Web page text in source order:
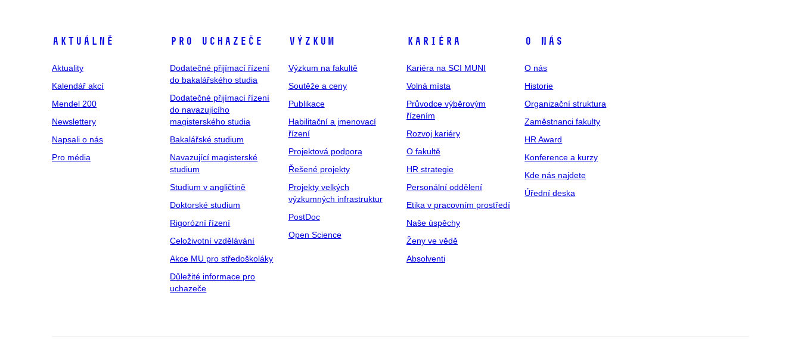
Aktuálně
Aktuality
Kalendář akcí
Mendel 200
Newslettery
Napsali o nás
Pro média
Pro uchazeče
Dodatečné přijímací řízení
do bakalářského studia
Dodatečné přijímací řízení
do navazujícího
magisterského studia
Bakalářské studium
Navazující magisterské
studium
Studium v angličtině
Doktorské studium
Rigorózní řízení
Celoživotní vzdělávání
Akce MU pro středoškoláky
Důležité informace pro
uchazeče
Výzkum
Výzkum na fakultě
Soutěže a ceny
Publikace
Habilitační a jmenovací
řízení
Projektová podpora
Řešené projekty
Projekty velkých
výzkumných infrastruktur
PostDoc
Open Science
Kariéra
Kariéra na SCI MUNI
Volná místa
Průvodce výběrovým
řízením
Rozvoj kariéry
O fakultě
HR strategie
Personální oddělení
Etika v pracovním prostředí
Naše úspěchy
Ženy ve vědě
Absolventi
O nás
O nás
Historie
Organizační struktura
Zaměstnanci fakulty
HR Award
Konference a kurzy
Kde nás najdete
Úřední deska